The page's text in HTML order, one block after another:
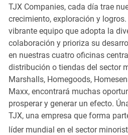
TJX Companies, cada día trae
crecimiento, exploración y
vibrante equipo que adopta la
colaboración y prioriza su
en nuestras cuatro oficinas
distribución o tiendas del sector
Marshalls, Homegoods,
Maxx, encontrará muchas
prosperar y generar un efecto.
TJX, una empresa que forma
líder mundial en el sector